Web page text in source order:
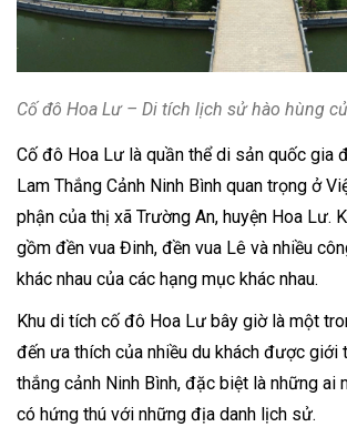
Cố đô Hoa Lư – Di tích lịch sử hào hùng
Cố đô Hoa Lư là quần thể di sản quốc gia
Lam Thắng Cảnh Ninh Bình quan trọng ở
phận của thị xã Trường An, huyện Hoa Lư.
gồm đền vua Đinh, đền vua Lê và nhiều
khác nhau của các hạng mục khác nhau.
Khu di tích cố đô Hoa Lư bây giờ là một
đến ưa thích của nhiều du khách được giới
thắng cảnh Ninh Bình, đặc biệt là những ai
có hứng thú với những địa danh lịch sử.